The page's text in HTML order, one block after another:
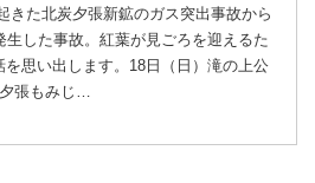
きた北炭夕張新鉱のガス突出事故から
した事故。紅葉が見ごろを迎えるた
思い出します。18日（日）滝の上公
張もみじ…